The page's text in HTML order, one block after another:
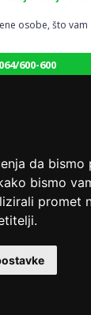
da bismo
bismo
promet
osobe, što vam
600-600
min
savjetnik je
avanture,
600-600
min